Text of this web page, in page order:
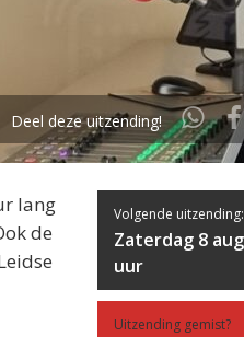
Deel deze uitzending!
lang
de
Volgende uitzending:
Zaterdag 8
uur
Uitzending gemist?